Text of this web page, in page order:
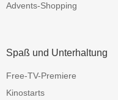
Advents-Shopping
Spaß und Unterhaltung
Free-TV-Premiere
Kinostarts